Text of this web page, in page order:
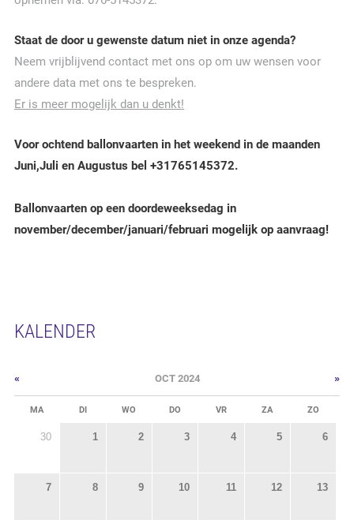
Staat de door u gewenste datum niet in onze agenda?
Neem vrijblijvend contact met ons op om uw wensen voor
andere data met ons te bespreken.
Er is meer mogelijk dan u denkt!
Voor ochtend ballonvaarten in het weekend in de maanden
Juni,Juli en Augustus bel +31765145372.
Ballonvaarten op een doordeweeksedag in
november/december/januari/februari mogelijk op aanvraag!
KALENDER
« OCT 2024 »
MA DI WO DO VR ZA ZO
30 1 2 3 4 5 6
7 8 9 10 11 12 13